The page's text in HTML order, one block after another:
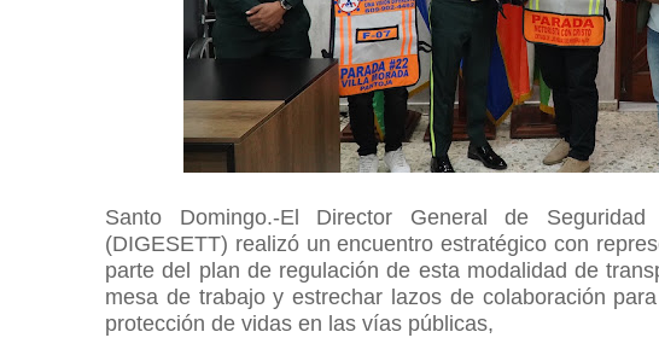
Santo Domingo.-El Director General de
(DIGESETT) realizó un encuentro estratégico con
parte del plan de regulación de esta modalidad de
mesa de trabajo y estrechar lazos de colaboración
protección de vidas en las vías públicas,